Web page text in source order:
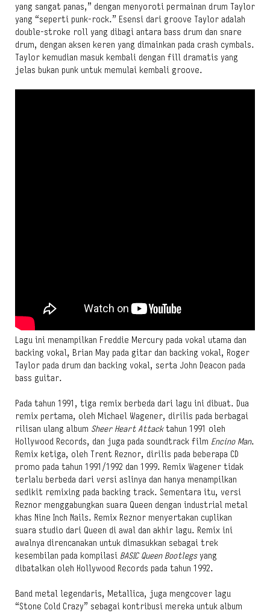
yang sangat panas,” dengan menyoroti permainan drum Taylor
yang “seperti punk-rock.” Esensi dari groove Taylor adalah
double-stroke roll yang dibagi antara bass drum dan snare
drum, dengan aksen keren yang dimainkan pada crash cymbals.
Taylor kemudian masuk kembali dengan fill dramatis yang
jelas bukan punk untuk memulai kembali groove.
Lagu ini menampilkan Freddie Mercury pada vokal utama dan
backing vokal, Brian May pada gitar dan backing vokal, Roger
Taylor pada drum dan backing vokal, serta John Deacon pada
bass guitar.
Pada tahun 1991, tiga remix berbeda dari lagu ini dibuat. Dua
remix pertama, oleh Michael Wagener, dirilis pada berbagai
rilisan ulang album Sheer Heart Attacktahun 1991 oleh
Hollywood Records, dan juga pada soundtrack film Encino Man.
Remix ketiga, oleh Trent Reznor, dirilis pada beberapa CD
promo pada tahun 1991/1992 dan 1999. Remix Wagener tidak
terlalu berbeda dari versi aslinya dan hanya menampilkan
sedikit remixing pada backing track. Sementara itu, versi
Reznor menggabungkan suara Queen dengan industrial metal
khas Nine Inch Nails. Remix Reznor menyertakan cuplikan
suara studio dari Queen di awal dan akhir lagu. Remix ini
awalnya direncanakan untuk dimasukkan sebagai trek
kesembilan pada kompilasi BASIC Queen Bootlegsyang
dibatalkan oleh Hollywood Records pada tahun 1992.
Band metal legendaris, Metallica, juga mengcover lagu
“Stone Cold Crazy” sebagai kontribusi mereka untuk album